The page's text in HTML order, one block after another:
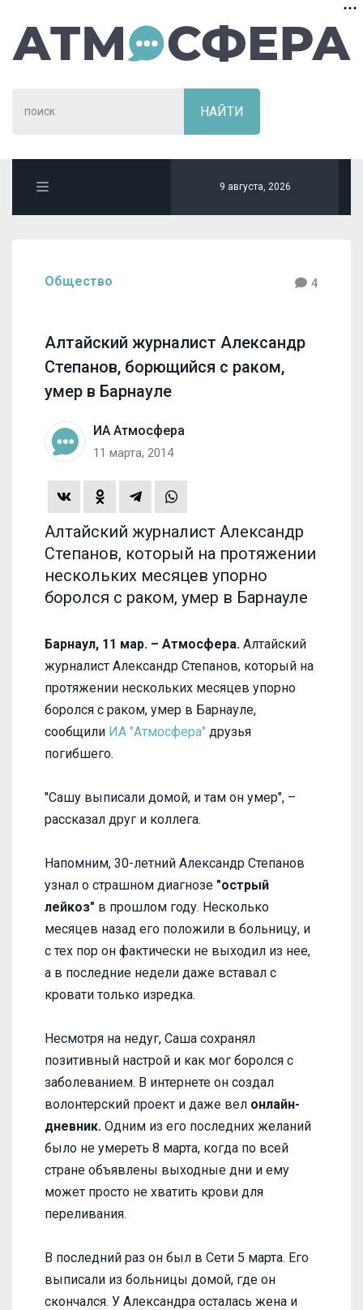
9 августа, 2026
Общество 4
Алтайский журналист Александр
Степанов, борющийся с раком,
умер в Барнауле
ИА Атмосфера
11 марта, 2014
Алтайский журналист Александр
Степанов, который на протяжении
нескольких месяцев упорно
боролся с раком, умер в Барнауле
Барнаул, 11 мар. – Атмосфера. Алтайский
журналист Александр Степанов, который на
протяжении нескольких месяцев упорно
боролся с раком, умер в Барнауле,
сообщили ИА "Атмосфера" друзья
погибшего.
"Сашу выписали домой, и там он умер", –
рассказал друг и коллега.
Напомним, 30-летний Александр Степанов
узнал о страшном диагнозе "острый
лейкоз" в прошлом году. Несколько
месяцев назад его положили в больницу, и
с тех пор он фактически не выходил из нее,
а в последние недели даже вставал с
кровати только изредка.
Несмотря на недуг, Саша сохранял
позитивный настрой и как мог боролся с
заболеванием. В интернете он создал
волонтерский проект и даже вел онлайн-
дневник. Одним из его последних желаний
было не умереть 8 марта, когда по всей
стране объявлены выходные дни и ему
может просто не хватить крови для
переливания.
В последний раз он был в Сети 5 марта. Его
выписали из больницы домой, где он
скончался. У Александра осталась жена и